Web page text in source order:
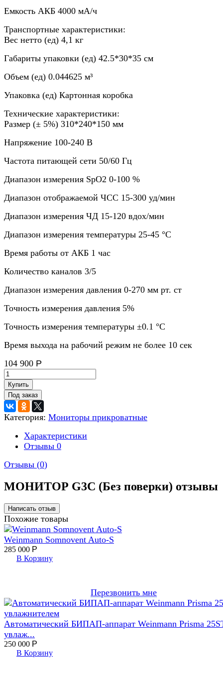
Емкость АКБ 4000 мА/ч
Транспортные характеристики:
Вес нетто (ед) 4,1 кг
Габариты упаковки (ед) 42.5*30*35 см
Объем (ед) 0.044625 м³
Упаковка (ед) Картонная коробка
Технические характеристики:
Размер (± 5%) 310*240*150 мм
Напряжение 100-240 В
Частота питающей сети 50/60 Гц
Диапазон измерения SpO2 0-100 %
Диапазон отображаемой ЧСС 15-300 уд/мин
Диапазон измерения ЧД 15-120 вдох/мин
Диапазон измерения температуры 25-45 °C
Время работы от АКБ 1 час
Количество каналов 3/5
Диапазон измерения давления 0-270 мм рт. ст
Точность измерения давления 5%
Точность измерения температуры ±0.1 °C
Время выхода на рабочий режим не более 10 сек
104 900 Р
Купить
Категория: Мониторы прикроватные
Характеристики
Отзывы 0
Отзывы (0)
МОНИТОР G3C (Без поверки) отзывы
Похожие товары
Weinmann Somnovent Auto-S
285 000 Р
В Корзину
Перезвонить мне
Автоматический БИПАП-аппарат Weinmann Prisma
увлаж...
250 000 Р
В Корзину